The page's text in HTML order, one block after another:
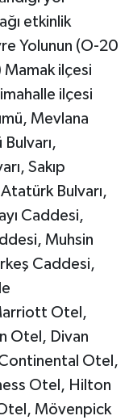
etkinlik
Yolunun (O-20
ilçesi
ilçesi
Mevlana
Bulvarı,
Sakıp
Bulvarı,
Caddesi,
Muhsin
Caddesi,
Otel,
Otel, Divan
Otel,
Otel, Hilton
Mövenpick